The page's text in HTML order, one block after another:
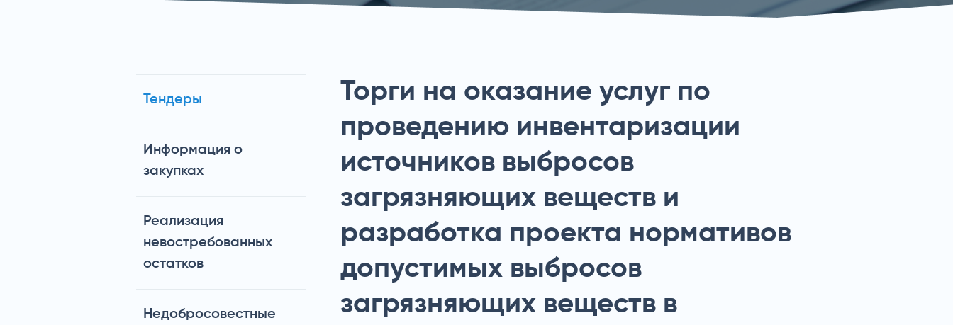
Тендеры
Информация о
закупках
Реализация
невостребованных
остатков
Недобросовестные
Торги на оказание услуг по
проведению инвентаризации
источников выбросов
загрязняющих веществ и
разработка проекта нормативов
допустимых выбросов
загрязняющих веществ в